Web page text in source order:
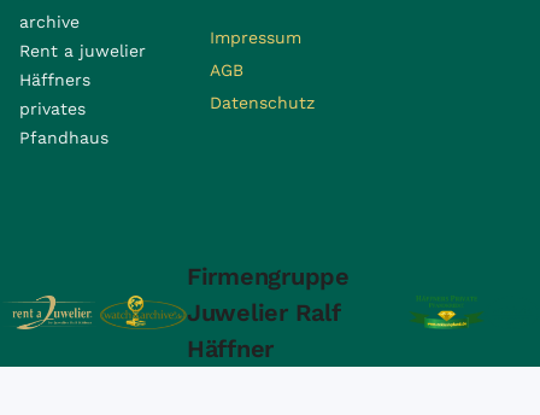
archive
Rent a juwelier
Häffners
privates
Pfandhaus
Impressum
AGB
Datenschutz
Firmengruppe
Juwelier Ralf
Häffner